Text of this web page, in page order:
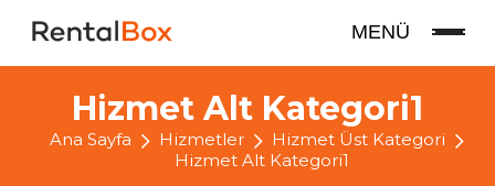
MENÜ
Hizmet Alt Kategori1
Ana Sayfa Hizmetler
Hizmet Üst Kategori
Hizmet Alt Kategori1